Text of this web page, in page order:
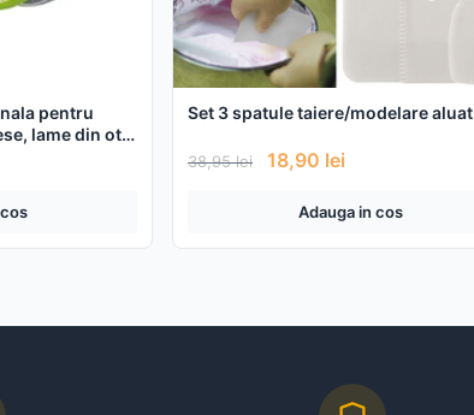
pentru
lame din otel
Set 3 spatule taiere/modelare aluat
38,95lei 18,90 lei
Adauga in cos